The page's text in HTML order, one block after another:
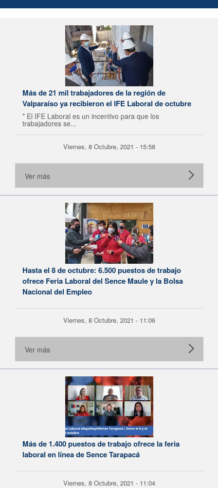
Más de 21 mil trabajadores de la región de
Valparaíso ya recibieron el IFE Laboral de octubre
* El IFE Laboral es un incentivo para que los
trabajadores se...
Viernes, 8 Octubre, 2021 - 15:58
Ver más
Hasta el 8 de octubre: 6.500 puestos de trabajo
ofrece Feria Laboral del Sence Maule y la Bolsa
Nacional del Empleo
Viernes, 8 Octubre, 2021 - 11:06
Ver más
Más de 1.400 puestos de trabajo ofrece la feria
laboral en línea de Sence Tarapacá
Viernes, 8 Octubre, 2021 - 11:04